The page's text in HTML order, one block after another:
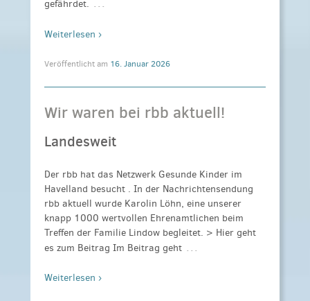
gefährdet.
Weiterlesen ›
Veröffentlicht am 16. Januar 2026
Wir waren bei rbb aktuell!
Landesweit
Der rbb hat das Netzwerk Gesunde Kinder im
Havelland besucht . In der Nachrichtensendung
rbb aktuell wurde Karolin Löhn, eine unserer
knapp 1000 wertvollen Ehrenamtlichen beim
Treffen der Familie Lindow begleitet. > Hier geht
es zum Beitrag Im Beitrag geht …
Weiterlesen ›